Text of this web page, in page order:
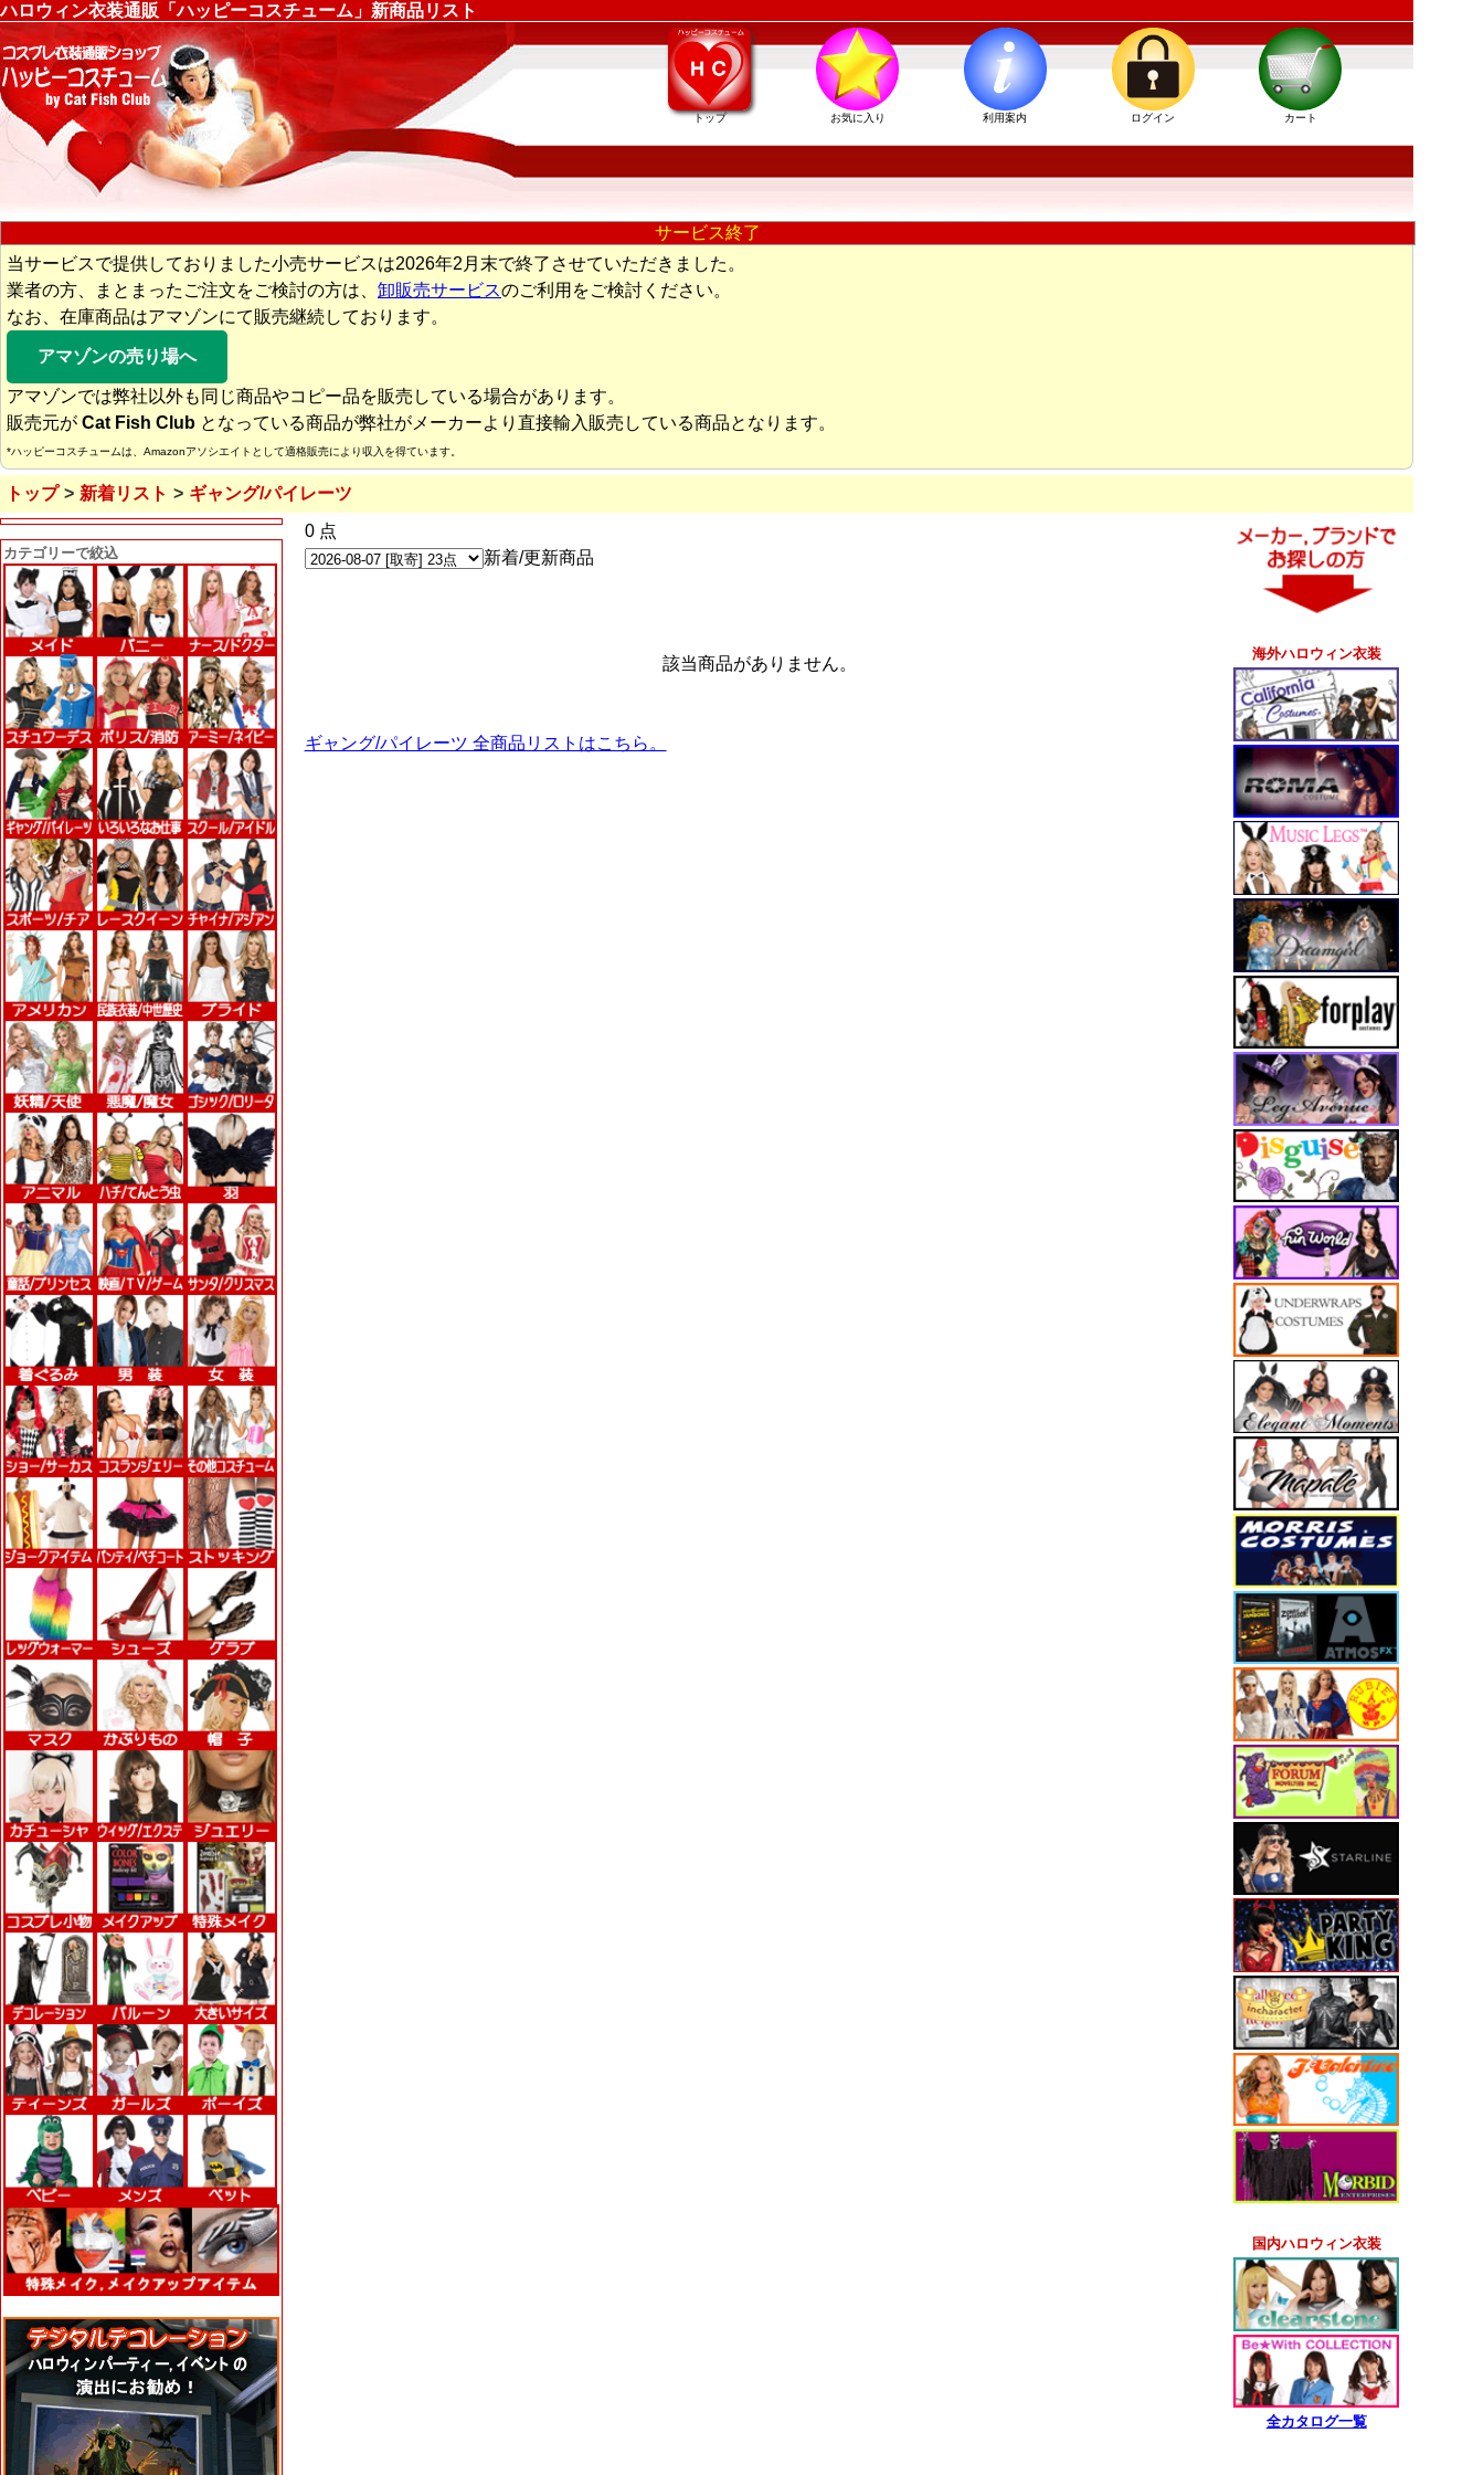
ハロウィン衣装通販「ハッピーコスチューム」新商品リスト
トップ お気に入り 利用案内 ログイン カート
サービス終了
当サービスで提供しておりました小売サービスは2026年2月末で終了させていただきました。
業者の方、まとまったご注文をご検討の方は、 卸販売サービスのご利用をご検討ください。
なお、在庫商品はアマゾンにて販売継続しております。
アマゾンの売り場へ
アマゾンでは弊社以外も同じ商品やコピー品を販売している場合があります。
販売元が Cat Fish Club となっている商品が弊社がメーカーより直接輸入販売している商品となります。
*ハッピーコスチュームは、Amazonアソシエイトとして適格販売により収入を得ています。
トップ 新着リスト ギャング/パイレーツ
カテゴリーで絞込
0 点
新着/更新商品
該当商品がありません。
ギャング/パイレーツ 全商品リストはこちら。
海外ハロウィン衣装
国内ハロウィン衣装
全カタログ一覧